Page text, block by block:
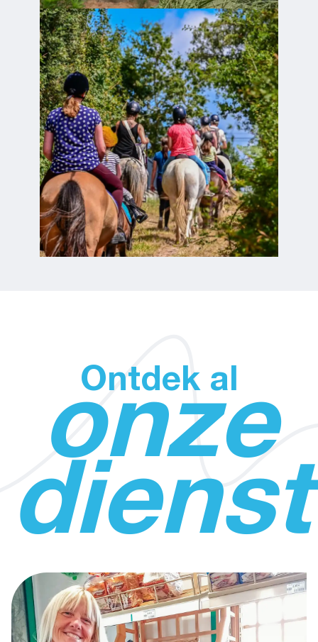
Ontdek al
onze